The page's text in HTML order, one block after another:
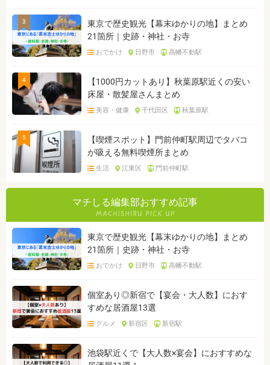
3
東京で歴史観光【幕末ゆかりの地】まとめ
21箇所｜史跡・神社・お寺
おでかけ 日野市 高幡不動駅
4
【1000円カットあり】秋葉原駅近くの安い
床屋・散髪屋さんまとめ
美容・健康 千代田区 秋葉原駅
5
【喫煙スポット】門前仲町駅周辺でタバコ
が吸える無料喫煙所まとめ
生活 江東区 門前仲町駅
マチしる編集部おすすめ記事
東京で歴史観光【幕末ゆかりの地】まとめ
21箇所｜史跡・神社・お寺
おでかけ 日野市 高幡不動駅
個室あり◎新宿で【宴会・大人数】におす
すめな居酒屋13選
グルメ 新宿区 新宿駅
池袋駅近くで【大人数×宴会】におすすめな